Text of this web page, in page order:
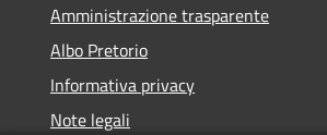
Amministrazione trasparente
Albo Pretorio
Informativa privacy
Note legali